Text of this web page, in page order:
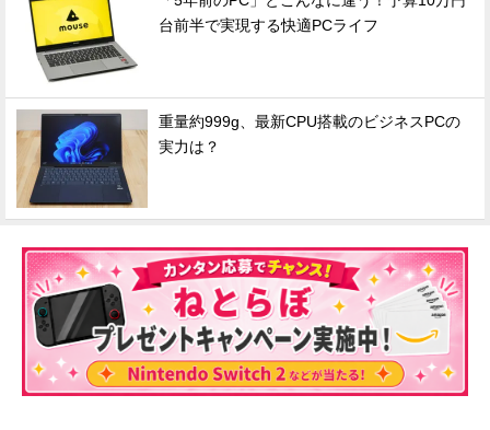
台前半で実現する快適PCライフ
重量約999g、最新CPU搭載のビジネスPCの
実力は？